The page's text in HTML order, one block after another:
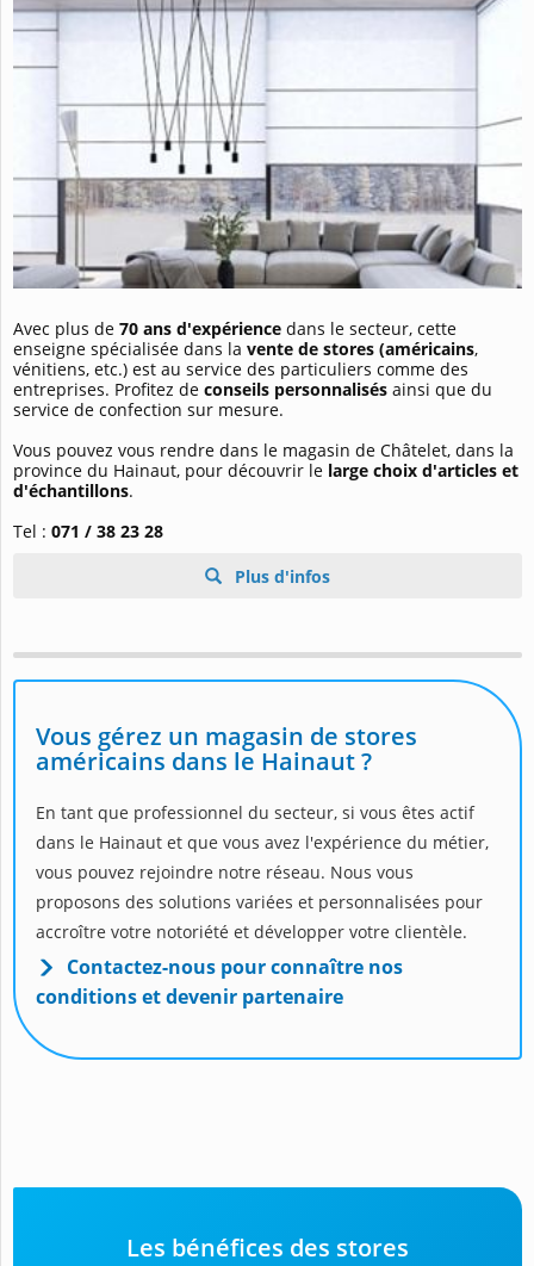
Avec plus de 70 ans d'expérience dans le secteur, cette
enseigne spécialisée dans la vente de stores (américains,
vénitiens, etc.) est au service des particuliers comme des
entreprises. Profitez de conseils personnalisés ainsi que du
service de confection sur mesure.
Vous pouvez vous rendre dans le magasin de Châtelet, dans la
province du Hainaut, pour découvrir le large choix d'articles et
d'échantillons.
Tel : 071 / 38 23 28
Plus d'infos
Vous gérez un magasin de stores
américains dans le Hainaut ?
En tant que professionnel du secteur, si vous êtes actif
dans le Hainaut et que vous avez l'expérience du métier,
vous pouvez rejoindre notre réseau. Nous vous
proposons des solutions variées et personnalisées pour
accroître votre notoriété et développer votre clientèle.
Contactez-nous pour connaître nos
conditions et devenir partenaire
Les bénéfices des stores